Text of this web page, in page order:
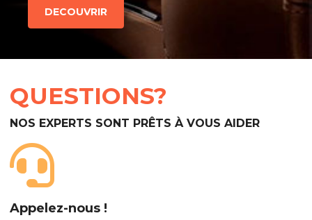
DECOUVRIR
QUESTIONS?
NOS EXPERTS SONT PRÊTS À VOUS AIDER
Appelez-nous !